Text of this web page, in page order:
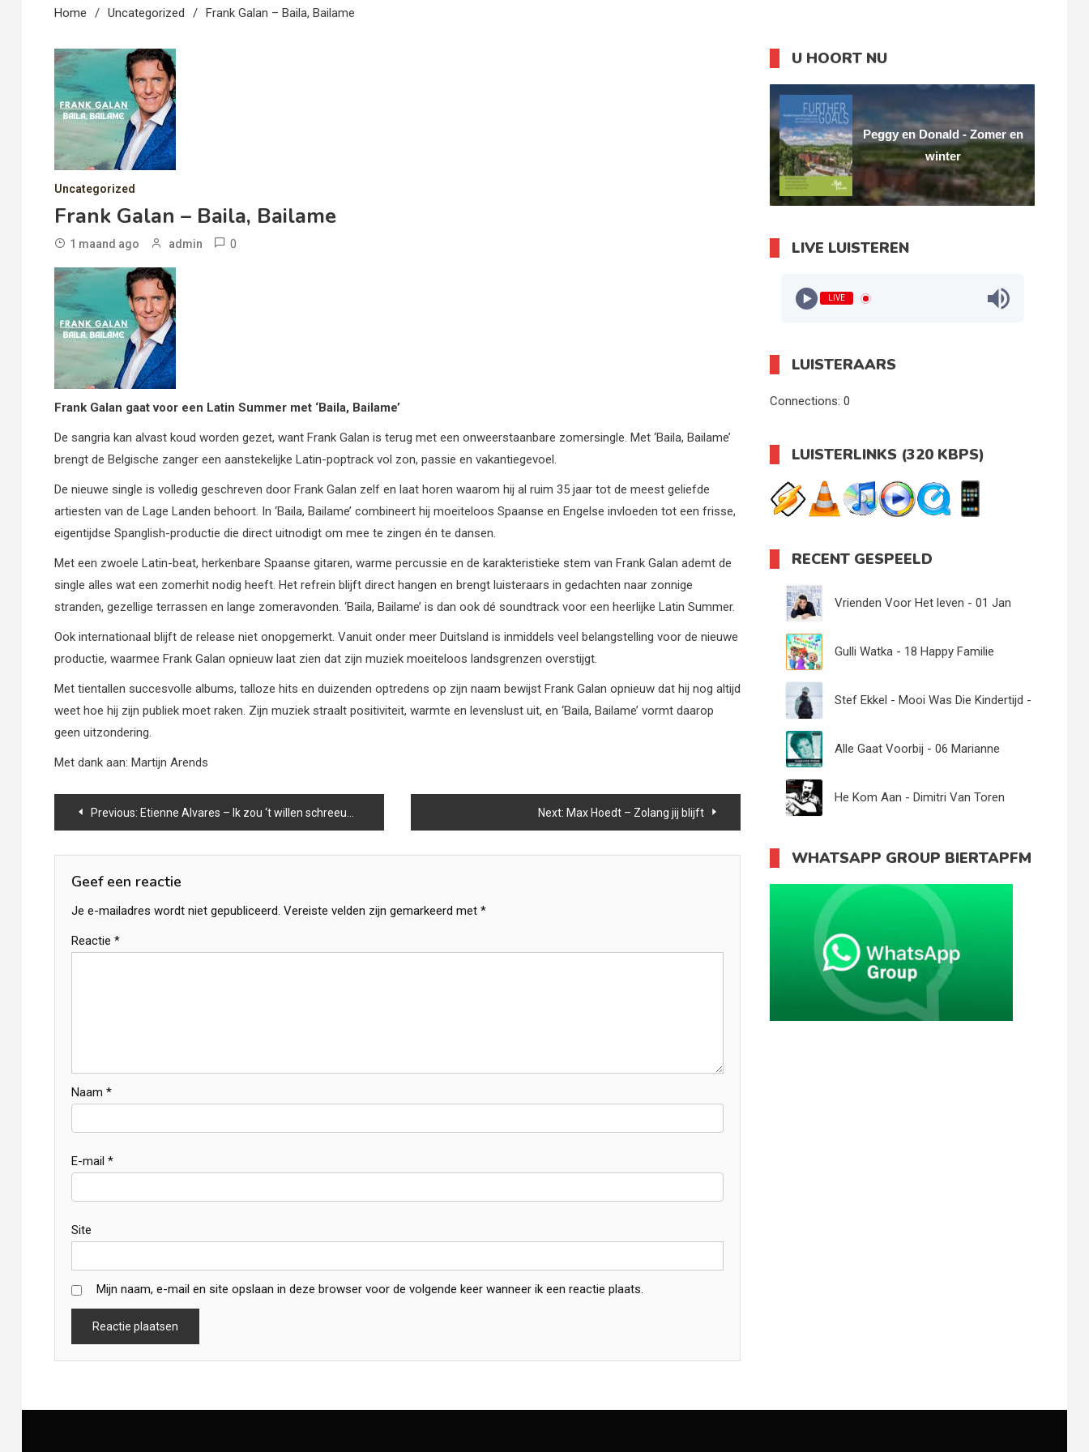
Home Uncategorized Frank Galan – Baila, Bailame
Uncategorized
Frank Galan – Baila, Bailame
1 maand ago admin 0
Frank Galan gaat voor een Latin Summer met ‘Baila, Bailame’
De sangria kan alvast koud worden gezet, want Frank Galan is terug met een onweerstaanbare zomersingle. Met ‘Baila, Bailame’
brengt de Belgische zanger een aanstekelijke Latin-poptrack vol zon, passie en vakantiegevoel.
De nieuwe single is volledig geschreven door Frank Galan zelf en laat horen waarom hij al ruim 35 jaar tot de meest geliefde
artiesten van de Lage Landen behoort. In ‘Baila, Bailame’ combineert hij moeiteloos Spaanse en Engelse invloeden tot een frisse,
eigentijdse Spanglish-productie die direct uitnodigt om mee te zingen én te dansen.
Met een zwoele Latin-beat, herkenbare Spaanse gitaren, warme percussie en de karakteristieke stem van Frank Galan ademt de
single alles wat een zomerhit nodig heeft. Het refrein blijft direct hangen en brengt luisteraars in gedachten naar zonnige
stranden, gezellige terrassen en lange zomeravonden. ‘Baila, Bailame’ is dan ook dé soundtrack voor een heerlijke Latin Summer.
Ook internationaal blijft de release niet onopgemerkt. Vanuit onder meer Duitsland is inmiddels veel belangstelling voor de nieuwe
productie, waarmee Frank Galan opnieuw laat zien dat zijn muziek moeiteloos landsgrenzen overstijgt.
Met tientallen succesvolle albums, talloze hits en duizenden optredens op zijn naam bewijst Frank Galan opnieuw dat hij nog altijd
weet hoe hij zijn publiek moet raken. Zijn muziek straalt positiviteit, warmte en levenslust uit, en ‘Baila, Bailame’ vormt daarop
geen uitzondering.
Met dank aan: Martijn Arends
Bericht
navigatie
Previous: Etienne Alvares – Ik zou ‘t willen schreeuwen van de toren Next: Max Hoedt – Zolang jij blijft
Geef een reactie
Je e-mailadres wordt niet gepubliceerd. Vereiste velden zijn gemarkeerd met *
Reactie *
Naam *
E-mail *
Site
Mijn naam, e-mail en site opslaan in deze browser voor de volgende keer wanneer ik een reactie plaats.
U HOORT NU
Peggy en Donald - Zomer en
winter
LIVE LUISTEREN
LIVE
LUISTERAARS
Connections:0
LUISTERLINKS (320 KBPS)
RECENT GESPEELD
Vrienden Voor Het leven - 01 Jan
Gulli Watka - 18 Happy Familie
Stef Ekkel - Mooi Was Die Kindertijd -
Alle Gaat Voorbij - 06 Marianne
He Kom Aan - Dimitri Van Toren
WHATSAPP GROUP BIERTAPFM